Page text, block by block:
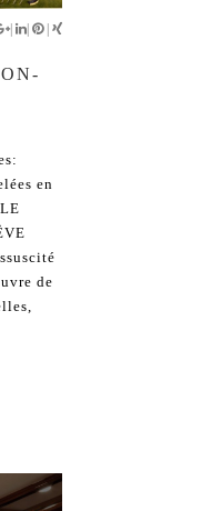
|
en
de